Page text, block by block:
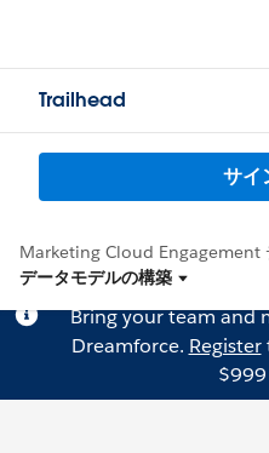
Trailhead
サイ
Marketing Cloud Engagement
データモデルの構築
Bring your team and
Dreamforce. Register
$999